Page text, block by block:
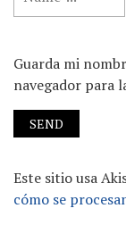
Guarda mi
navegador para
Este sitio usa
cómo se